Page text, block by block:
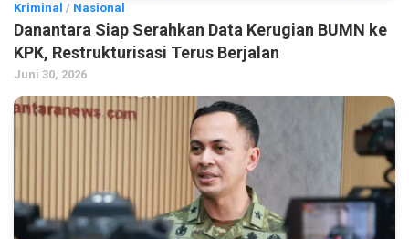
Kriminal / Nasional
Danantara Siap Serahkan Data Kerugian BUMN ke
KPK, Restrukturisasi Terus Berjalan
Juni 30, 2026